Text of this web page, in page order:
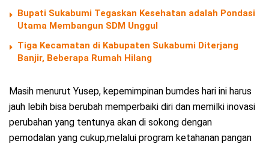
Bupati Sukabumi Tegaskan Kesehatan adalah Pondasi
Utama Membangun SDM Unggul
Tiga Kecamatan di Kabupaten Sukabumi Diterjang
Banjir, Beberapa Rumah Hilang
Masih menurut Yusep, kepemimpinan bumdes hari ini harus
jauh lebih bisa berubah memperbaiki diri dan memilki inovasi
perubahan yang tentunya akan di sokong dengan
pemodalan yang cukup,melalui program ketahanan pangan